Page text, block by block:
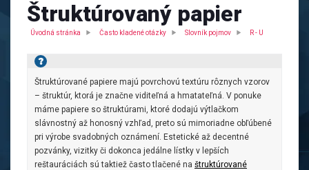
Štruktúrovaný papier
Úvodná stránka Často kladené otázky Slovník pojmov R - U
Štruktúrované papiere majú povrchovú textúru rôznych vzorov
– štruktúr, ktorá je značne viditeľná a hmatateľná. V ponuke
máme papiere so štruktúrami, ktoré dodajú výtlačkom
slávnostný až honosný vzhľad, preto sú mimoriadne obľúbené
pri výrobe svadobných oznámení. Estetické až decentné
pozvánky, vizitky či dokonca jedálne lístky v lepších
reštauráciách sú taktiež často tlačené na štruktúrované